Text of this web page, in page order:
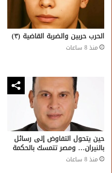
الحرب حربين والضربة القاضية (٣)
منذ 8 ساعات
حين يتحول التفاوض إلى رسائل
بالنيران… ومصر تتمسك بالحكمة
منذ 8 ساعات